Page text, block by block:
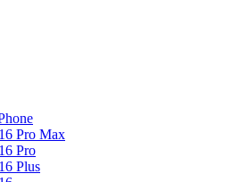
Pro Max
Pro
Plus